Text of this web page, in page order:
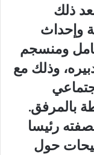
ذلك
وإحداث
ومنسجم
وذلك مع
بالمرفق.
رئيسا
حول